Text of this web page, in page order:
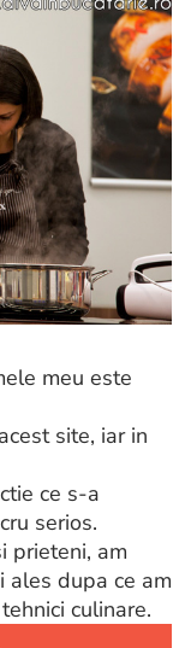
meu este
site, iar in
ce s-a
serios.
prieteni, am
ales dupa ce am
culinare.